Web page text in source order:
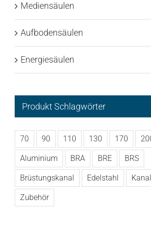
Mediensäulen
Aufbodensäulen
Energiesäulen
Produkt Schlagwörter
70 90 110 130 170
Aluminium BRA BRE BRS
Brüstungskanal Edelstahl Kanal
Zubehör